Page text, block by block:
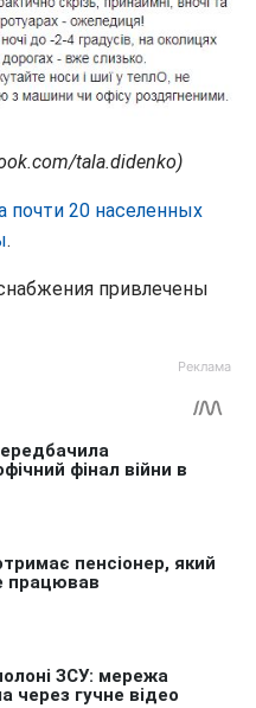
tala.didenko)
почти 20 населенных
.
привлечены